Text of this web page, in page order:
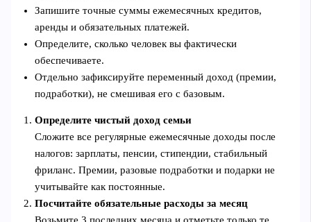
Запишите точные суммы ежемесячных кредитов,
аренды и обязательных платежей.
Определите, сколько человек вы фактически
обеспечиваете.
Отдельно зафиксируйте переменный доход (премии,
подработки), не смешивая его с базовым.
Определите чистый доход семьи
Сложите все регулярные ежемесячные доходы после
налогов: зарплаты, пенсии, стипендии, стабильный
фриланс. Премии, разовые подработки и подарки не
учитывайте как постоянные.
Посчитайте обязательные расходы за месяц